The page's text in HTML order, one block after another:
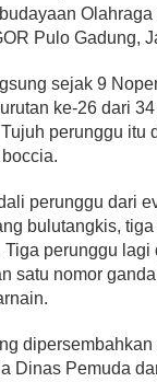
Pulo Gadung,
sejak 9
ke-26 dari
perunggu itu
perunggu dari
bulutangkis,
perunggu
satu nomor
Dinas Pemuda